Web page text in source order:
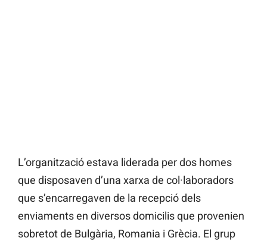
L’organització estava liderada per dos homes
que disposaven d’una xarxa de col·laboradors
que s’encarregaven de la recepció dels
enviaments en diversos domicilis que provenien
sobretot de Bulgària, Romania i Grècia. El grup